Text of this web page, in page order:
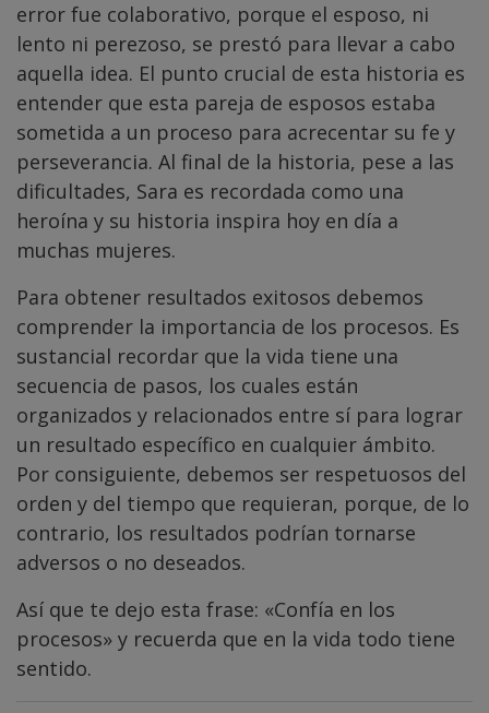
error fue colaborativo, porque el esposo, ni
lento ni perezoso, se prestó para llevar a cabo
aquella idea. El punto crucial de esta historia es
entender que esta pareja de esposos estaba
sometida a un proceso para acrecentar su fe y
perseverancia. Al final de la historia, pese a las
dificultades, Sara es recordada como una
heroína y su historia inspira hoy en día a
muchas mujeres.
Para obtener resultados exitosos debemos
comprender la importancia de los procesos. Es
sustancial recordar que la vida tiene una
secuencia de pasos, los cuales están
organizados y relacionados entre sí para lograr
un resultado específico en cualquier ámbito.
Por consiguiente, debemos ser respetuosos del
orden y del tiempo que requieran, porque, de lo
contrario, los resultados podrían tornarse
adversos o no deseados.
Así que te dejo esta frase: «Confía en los
procesos» y recuerda que en la vida todo tiene
sentido.